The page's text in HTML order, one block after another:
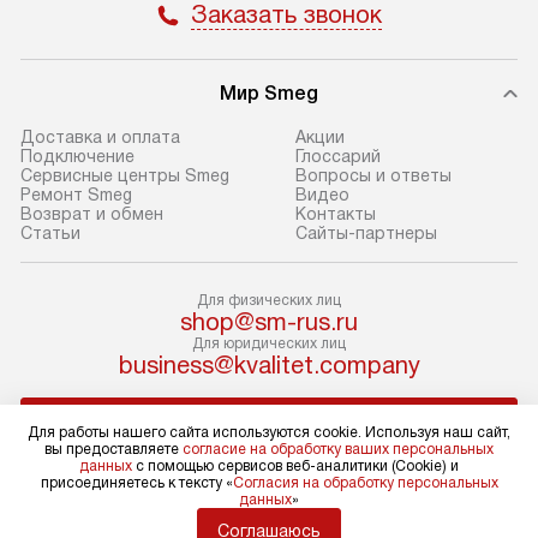
упакованный товар до подъезда.
Если вам необходимо доставить
покупку до двери вашей квартиры
или места установки, пожалуйста,
предварительно согласуйте это
Обратите внимание на размеры
товара: например, если габариты
холодильника не позволяют
пронести его через дверной проем,
сотрудники транспортной службы
не имеют права производить
демонтаж дверцы, ручек или других
выступающих элементов, так как
монтаж не
коммуникаций,
материалы,
и
Заказать звонок
Мир Smeg
Доставка и оплата
Подключение
Сервисные центры Smeg
Ремонт Smeg
Возврат и обмен
Статьи
Акции
Глоссарий
Вопросы и ответы
Видео
Контакты
Сайты-партнеры
Для физических лиц
shop@sm-rus.ru
Для юридических лиц
business@kvalitet.company
Политика конфиденциальности
Условия продажи
Карта сайта
Для работы нашего сайта используются cookie. Используя наш сайт,
вы предоставляете согласие на обработку ваших персональных
данных с помощью сервисов веб-аналитики (Cookie) и
присоединяетесь к тексту «Согласия на обработку персональных
данных»
Соглашаюсь